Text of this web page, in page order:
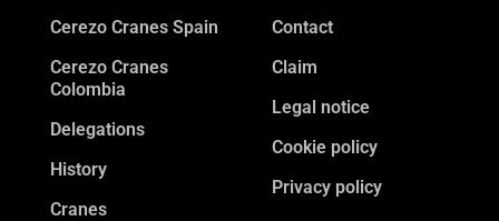
Cerezo Cranes Spain
Cerezo Cranes
Colombia
Delegations
History
Cranes
Contact
Claim
Legal notice
Cookie policy
Privacy policy